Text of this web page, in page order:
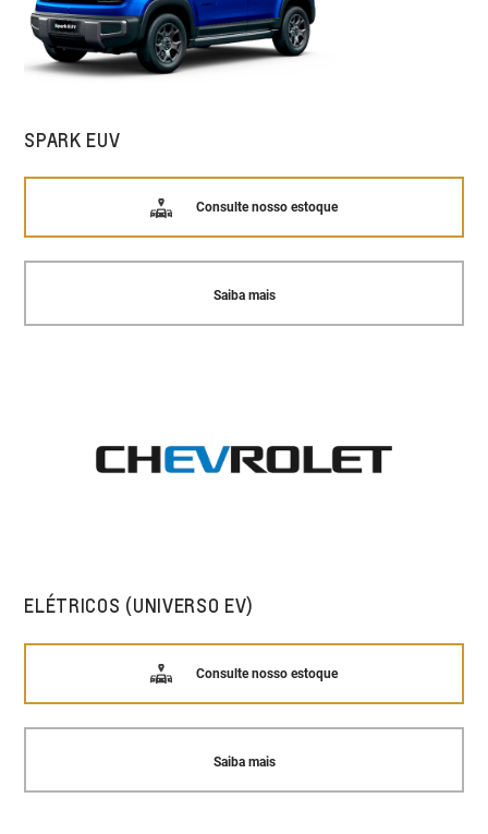
SPARK EUV
Consulte nosso estoque
Saiba mais
ELÉTRICOS (UNIVERSO EV)
Consulte nosso estoque
Saiba mais